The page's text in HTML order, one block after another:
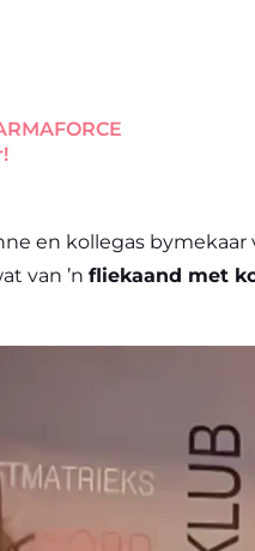
en kollegas bymekaar
van ’n fliekaand met